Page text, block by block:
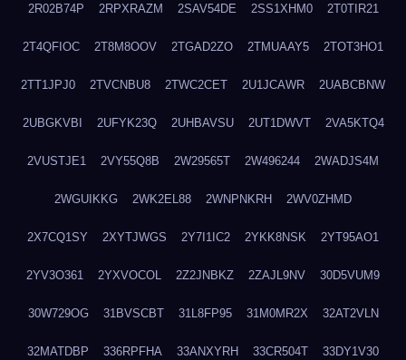
2R02B74P 2RPXRAZM 2SAV54DE 2SS1XHM0 2T0TIR21
2T4QFIOC 2T8M8OOV 2TGAD2ZO 2TMUAAY5 2TOT3HO1
2TT1JPJ0 2TVCNBU8 2TWC2CET 2U1JCAWR 2UABCBNW
2UBGKVBI 2UFYK23Q 2UHBAVSU 2UT1DWVT 2VA5KTQ4
2VUSTJE1 2VY55Q8B 2W29565T 2W496244 2WADJS4M
2WGUIKKG 2WK2EL88 2WNPNKRH 2WV0ZHMD
2X7CQ1SY 2XYTJWGS 2Y7I1IC2 2YKK8NSK 2YT95AO1
2YV3O361 2YXVOCOL 2Z2JNBKZ 2ZAJL9NV 30D5VUM9
30W729OG 31BVSCBT 31L8FP95 31M0MR2X 32AT2VLN
32MATDBP 336RPFHA 33ANXYRH 33CR504T 33DY1V30